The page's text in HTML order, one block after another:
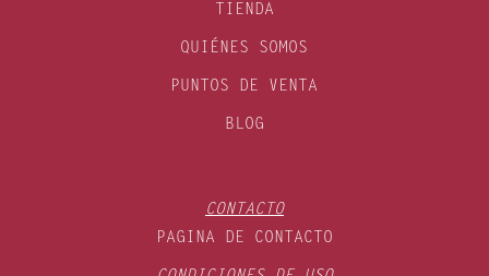
TIENDA
QUIÉNES SOMOS
PUNTOS DE VENTA
BLOG
CONTACTO
PAGINA DE CONTACTO